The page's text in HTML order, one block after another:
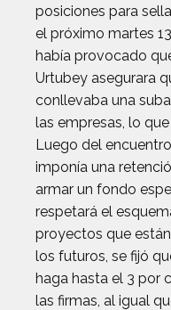
posiciones para
el próximo martes
había provocado
Urtubey asegurara
conllevaba una
las empresas, lo
Luego del
imponía una
armar un fondo
respetará el
proyectos que
los futuros, se fijó
haga hasta el 3 por
las firmas, al igual